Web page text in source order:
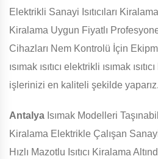
Elektrikli Sanayi Isıtıcıları
Kiralama Uygun Fiyatlı
Cihazları Nem Kontrolü İçin
ısımak ısıtıcı elektrikli ısımak
işlerinizi en kaliteli şekilde
Antalya Isımak Modelleri
Kiralama Elektrikle Çalışan Sanayi
Hızlı Mazotlu Isıtıcı Kiralama